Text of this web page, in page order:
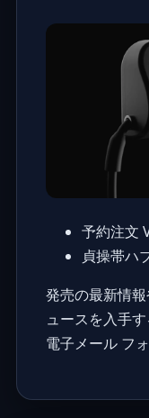
予約注文
貞操帯ハ
発売の最新情
ュースを入手
電子メール フ